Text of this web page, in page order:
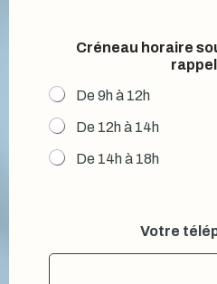
Créneau horaire
De 9h à 12h
De 12h à 14h
De 14h à 18h
Votre